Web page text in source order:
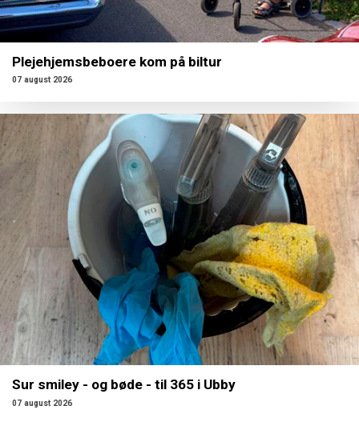
Plejehjemsbeboere kom på biltur
07 august 2026
Sur smiley - og bøde - til 365 i Ubby
07 august 2026